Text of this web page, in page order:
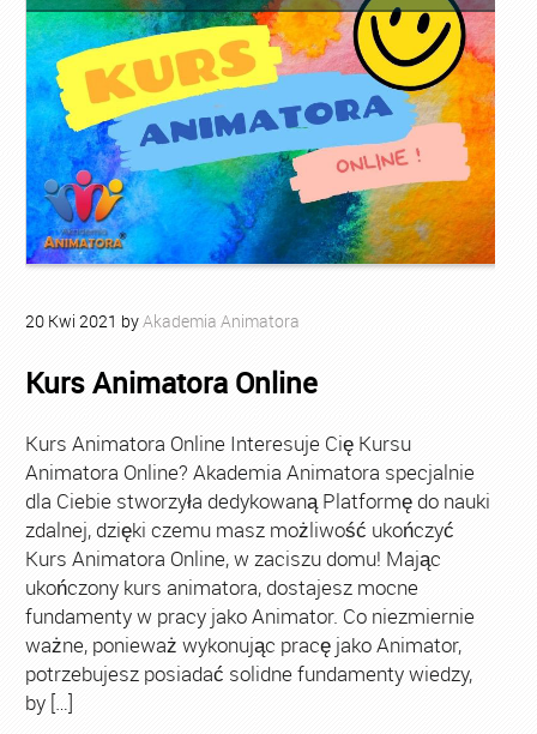
20 Kwi 2021 byAkademia Animatora
Kurs Animatora Online
Kurs Animatora Online Interesuje Cię Kursu
Animatora Online? Akademia Animatora specjalnie
dla Ciebie stworzyła dedykowaną Platformę do nauki
zdalnej, dzięki czemu masz możliwość ukończyć
Kurs Animatora Online, w zaciszu domu! Mając
ukończony kurs animatora, dostajesz mocne
fundamenty w pracy jako Animator. Co niezmiernie
ważne, ponieważ wykonując pracę jako Animator,
potrzebujesz posiadać solidne fundamenty wiedzy,
by […]